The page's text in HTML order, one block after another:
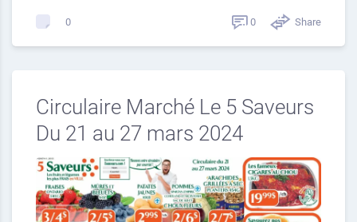
0 0 Share
Circulaire Marché Le 5 Saveurs
Du 21 au 27 mars 2024